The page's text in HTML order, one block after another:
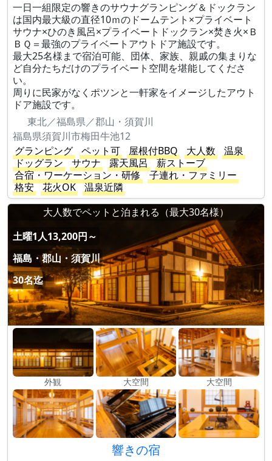
一日一組限定の響きのサウナグランピング＆ドックラン
は国内最大級の直径10ｍのドームテント×プライベート
サウナ×ひのき風呂×プライベートドックラン×焚き火×Ｂ
ＢＱ＝最強のプライベートアウトドア施設です。
最大25名様まで宿泊可能、団体、家族、親戚の集まりな
ど自分たちだけのプライベート空間を堪能してくださ
い。
周りに民家がなくポツンと一軒家をイメージしたアウト
ドア施設です。
東北／福島県／郡山・須賀川
福島県須賀川市梅田牛池12
グランピング
ペット可 屋根付BBQ 大人数
温泉
ドッグラン
サウナ 露天風呂
薪ストーブ
合宿・ワーケーション・研修
子連れ・ファミリー
格安
花火OK
温泉近隣
大人数でペットと泊まれる（最大30名様）
土曜1人13,200円～
福島・郡山・須賀川
30名迄
外観 大空間 大空間
響きの宿